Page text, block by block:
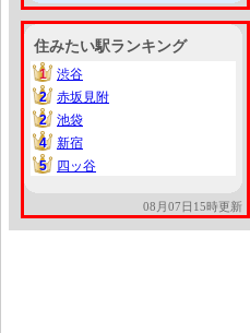
住みたい駅ランキング
1
1
渋谷
2
2
赤坂見附
2
2
池袋
4
4
新宿
5
5 四ッ谷
08月07日15時更新